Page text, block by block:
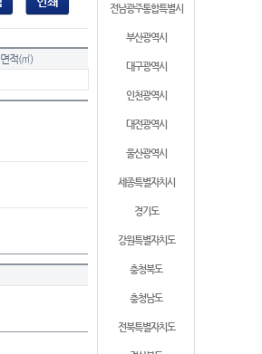
전남광주통합특별시
부산광역시
대구광역시
인천광역시
대전광역시
울산광역시
세종특별자치시
경기도
강원특별자치도
충청북도
충청남도
전북특별자치도
면적(㎡)